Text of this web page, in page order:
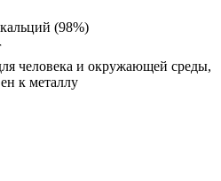
(98%)
человека и окружающей среды,
к металлу